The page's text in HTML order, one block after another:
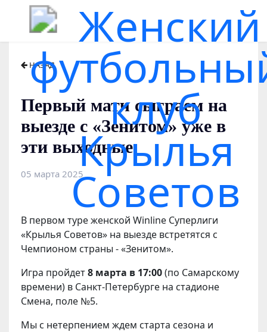
НАЗАД
Первый матч сыграем на
выезде с «Зенитом» уже в
эти выходные
05 марта 2025
В первом туре женской Winline Суперлиги
«Крылья Советов» на выезде встретятся с
Чемпионом страны - «Зенитом».
Игра пройдет8 марта в 17:00(по Самарскому
времени) в Санкт-Петербурге на стадионе
Смена, поле №5.
Мы с нетерпением ждем старта сезона и